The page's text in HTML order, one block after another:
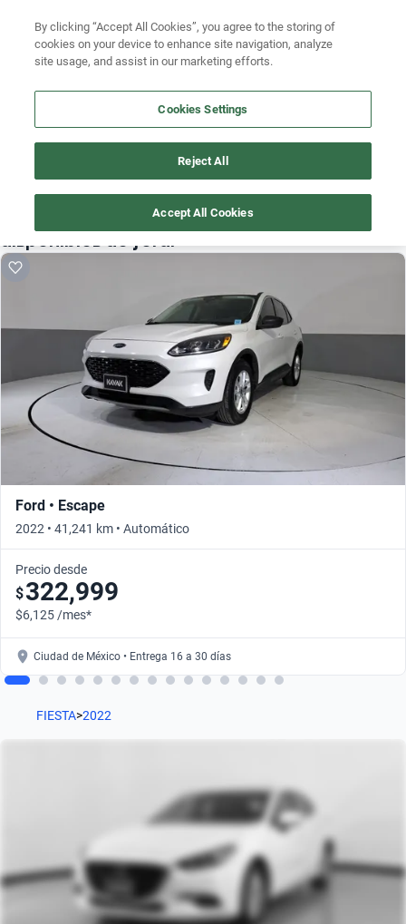
Ubicación
Busca por versión
Busca por año
¡Vaya! Alguien más se llevó este auto pero, aquí hay más que
¡Descubre otros modelos que tenemos
disponibles de ford!
Ford • Escape
2022 • 41,241 km • Automático
Precio desde
$322,999
$6,125 /mes*
Ciudad de México • Entrega 16 a 30 días
FIESTA>2022
By clicking “Accept All Cookies”, you agree to the storing of
cookies on your device to enhance site navigation, analyze
site usage, and assist in our marketing efforts.
Cookies Settings
Reject All
Accept All Cookies